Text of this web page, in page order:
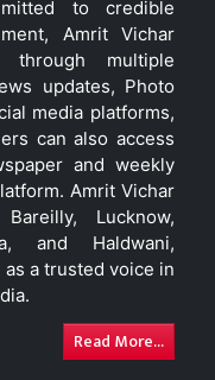
to credible
Amrit Vichar
multiple
updates, Photo
media platforms,
can also access
and weekly
Amrit Vichar
Lucknow,
and Haldwani,
a trusted voice in
Read More...